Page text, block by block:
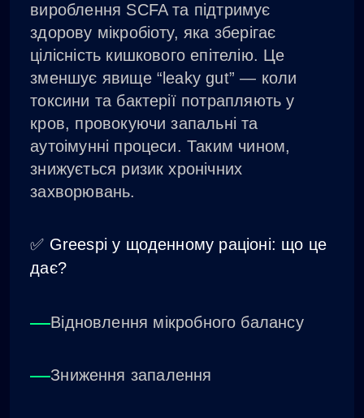
вироблення SCFA та підтримує
здорову мікробіоту, яка зберігає
цілісність кишкового епітелію. Це
зменшує явище “leaky gut” — коли
токсини та бактерії потрапляють у
кров, провокуючи запальні та
аутоімунні процеси. Таким чином,
знижується ризик хронічних
захворювань.
✅ Greespi у щоденному раціоні: що це
дає?
Відновлення мікробного балансу
Зниження запалення